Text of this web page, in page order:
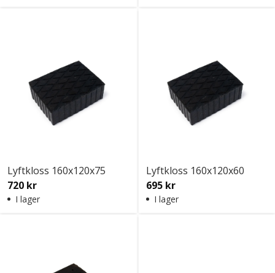
Lyftkloss 160x120x75
720 kr
I lager
Lyftkloss 160x120x60
695 kr
I lager